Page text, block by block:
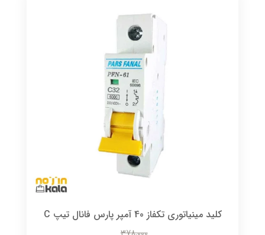
کلید مینیاتوری تکفاز 40 آمپر پارس فانال تیپ C